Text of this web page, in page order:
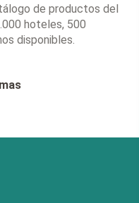
de productos del
hoteles, 500
disponibles.